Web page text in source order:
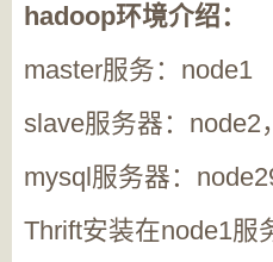
hadoop环境介绍：
master服务：node1
slave服务器：node2
mysql服务器：
Thrift安装在node1服